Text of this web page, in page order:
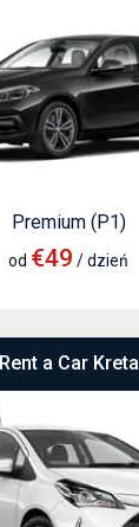
Premium (P1)
od €49 / dzień
Rent a Car Kreta